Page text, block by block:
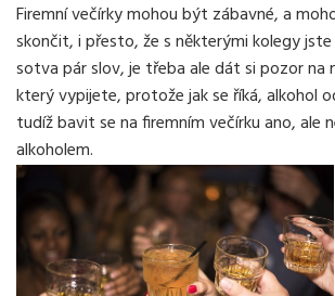
Firemní večírky mohou být zábavné, a
skončit, i přesto, že s některými kolegy
sotva pár slov, je třeba ale dát si pozor na
který vypijete, protože jak se říká, alkohol
tudíž bavit se na firemním večírku ano, ale
alkoholem.